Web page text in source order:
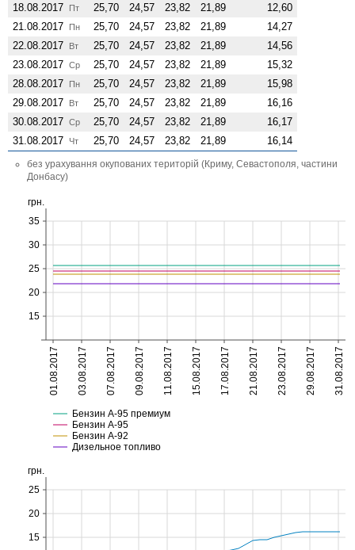
18.08.2017
Пт 25,70 24,57 23,82 21,89
12,60
21.08.2017
Пн 25,70 24,57 23,82 21,89
14,27
22.08.2017
Вт 25,70 24,57 23,82 21,89
14,56
23.08.2017 Ср 25,70 24,57 23,82 21,89
15,32
28.08.2017
Пн 25,70 24,57 23,82 21,89
15,98
29.08.2017
Вт 25,70 24,57 23,82 21,89
16,16
30.08.2017 Ср 25,70 24,57 23,82 21,89
16,17
31.08.2017
Чт 25,70 24,57 23,82 21,89 16,14
без урахування окупованих територій (Криму, Севастополя, частини
Донбасу)